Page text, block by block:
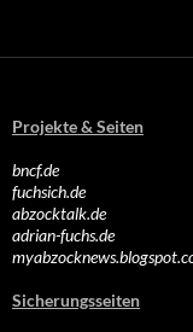
Projekte & Seiten
bncf.de
fuchsich.de
abzocktalk.de
adrian-fuchs.de
Sicherungsseiten